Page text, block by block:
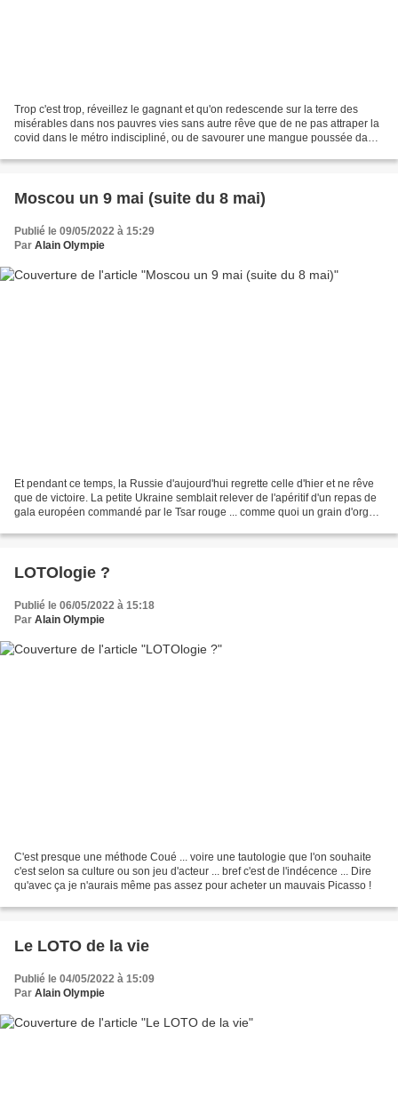
Trop c'est trop, réveillez le gagnant et qu'on redescende sur la terre des
misérables dans nos pauvres vies sans autre rêve que de ne pas attraper la
covid dans le métro indiscipliné, ou de savourer une mangue poussée dans
Moscou un 9 mai (suite du 8 mai)
Publié le 09/05/2022 à 15:29
Par Alain Olympie
Et pendant ce temps, la Russie d'aujourd'hui regrette celle d'hier et ne rêve
que de victoire. La petite Ukraine semblait relever de l'apéritif d'un repas de
gala européen commandé par le Tsar rouge ... comme quoi un grain d'orge
LOTOlogie ?
Publié le 06/05/2022 à 15:18
Par Alain Olympie
C'est presque une méthode Coué ... voire une tautologie que l'on souhaite
c'est selon sa culture ou son jeu d'acteur ... bref c'est de l'indécence ... Dire
qu'avec ça je n'aurais même pas assez pour acheter un mauvais Picasso !
Le LOTO de la vie
Publié le 04/05/2022 à 15:09
Par Alain Olympie